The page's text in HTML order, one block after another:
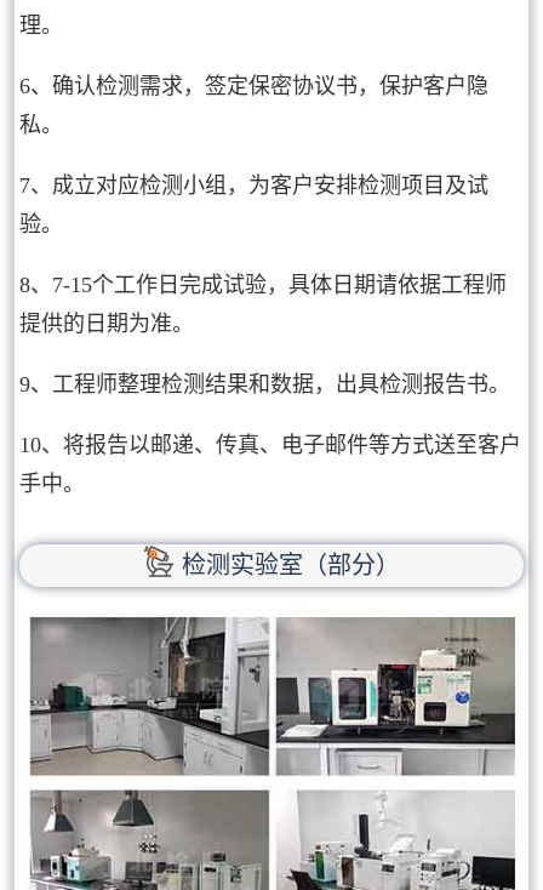
理。
6、确认检测需求，签定保密协议书，保护客户隐
私。
7、成立对应检测小组，为客户安排检测项目及试
验。
8、7-15个工作日完成试验，具体日期请依据工程师
提供的日期为准。
9、工程师整理检测结果和数据，出具检测报告书。
10、将报告以邮递、传真、电子邮件等方式送至客户
手中。
检测实验室（部分）